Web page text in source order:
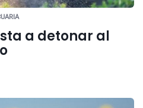
a detonar al